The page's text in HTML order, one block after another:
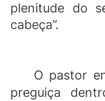
plenitude do
cabeça”.
O pastor
preguiça